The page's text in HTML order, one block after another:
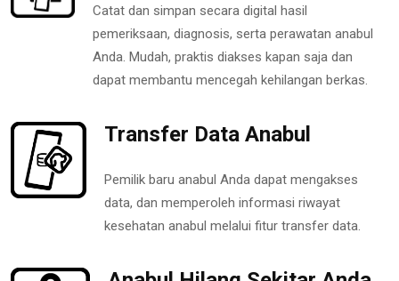
Catat dan simpan secara digital hasil
pemeriksaan, diagnosis, serta perawatan anabul
Anda. Mudah, praktis diakses kapan saja dan
dapat membantu mencegah kehilangan berkas.
Transfer Data Anabul
Pemilik baru anabul Anda dapat mengakses
data, dan memperoleh informasi riwayat
kesehatan anabul melalui fitur transfer data.